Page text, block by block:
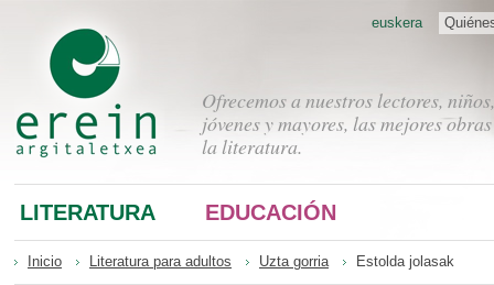
Ofrecemos a nuestros lectores, niños,
jóvenes y mayores, las mejores
la literatura.
euskera
LITERATURA EDUCACIÓN
Inicio Literatura para adultos Uzta gorria Estolda jolasak